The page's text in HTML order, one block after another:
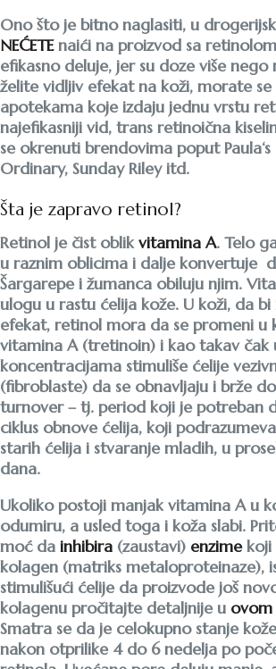
Ono što je bitno naglasiti, u
NEĆETEnaići na proizvod sa
efikasno deluje, jer su doze više nego
želite vidljiv efekat na koži, morate
apotekama koje izdaju jednu vrstu
najefikasniji vid, trans retinoična
se okrenuti brendovima poput
Ordinary, Sunday Riley itd.
Šta je zapravo retinol?
Retinol je čist oblikvitamina A. Telo
u raznim oblicima i dalje konvertuje
Šargarepe i žumanca obiluju njim.
ulogu u rastu ćelija kože. U koži, da bi
efekat, retinol mora da se promeni u
vitamina A (tretinoin) i kao takav čak
koncentracijama stimuliše ćelije
(fibroblaste) da se obnavljaju i brže
turnover – tj. period koji je potreban
ciklus obnove ćelija, koji
starih ćelija i stvaranje mladih, u
dana.
Ukoliko postoji manjak vitamina A u
odumiru, a usled toga i koža slabi.
moć da inhibira (zaustavi) enzimekoji
kolagen (matriks metaloproteinaze),
stimulišući ćelije da proizvode još
kolagenu pročitajte detaljnije u
Smatra se da je celokupno stanje
nakon otprilike 4 do 6 nedelja po